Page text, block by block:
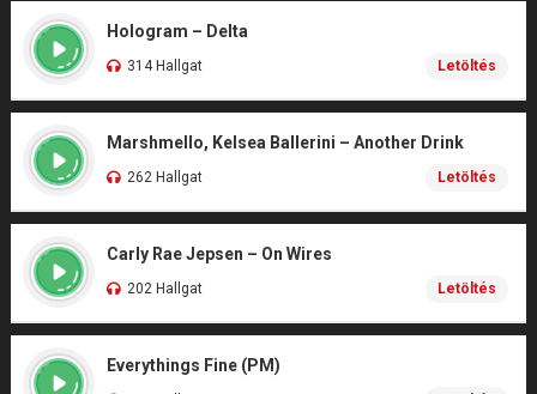
Hologram – Delta
314 Hallgat Letöltés
Marshmello, Kelsea Ballerini – Another Drink
262 Hallgat Letöltés
Carly Rae Jepsen – On Wires
202 Hallgat Letöltés
Everythings Fine (PM)